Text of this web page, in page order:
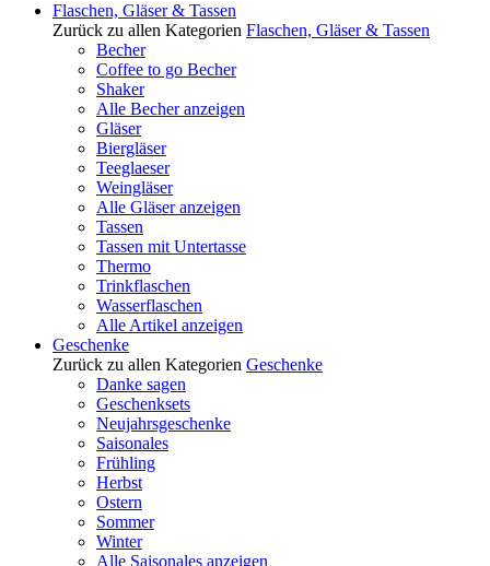
Flaschen, Gläser & Tassen
Zurück zu allen Kategorien Flaschen, Gläser & Tassen
Becher
Coffee to go Becher
Shaker
Alle Becher anzeigen
Gläser
Biergläser
Teeglaeser
Weingläser
Alle Gläser anzeigen
Tassen
Tassen mit Untertasse
Thermo
Trinkflaschen
Wasserflaschen
Alle Artikel anzeigen
Geschenke
Zurück zu allen Kategorien Geschenke
Danke sagen
Geschenksets
Neujahrsgeschenke
Saisonales
Frühling
Herbst
Ostern
Sommer
Winter
Alle Saisonales anzeigen